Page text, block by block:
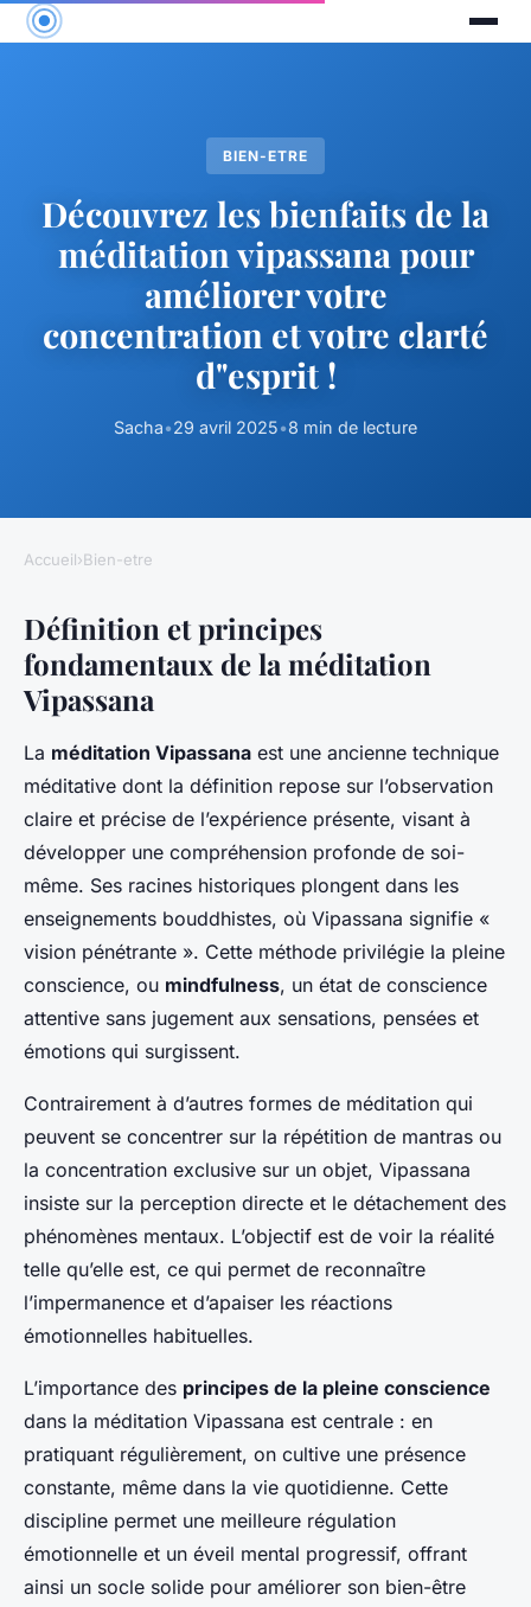
BIEN-ETRE
Découvrez les bienfaits de la
méditation vipassana pour
améliorer votre
concentration et votre clarté
d"esprit !
Sacha•29 avril 2025•8 min de lecture
Accueil›Bien-etre
Définition et principes
fondamentaux de la méditation
Vipassana
La méditation Vipassana est une ancienne technique
méditative dont la définition repose sur l’observation
claire et précise de l’expérience présente, visant à
développer une compréhension profonde de soi-
même. Ses racines historiques plongent dans les
enseignements bouddhistes, où Vipassana signifie «
vision pénétrante ». Cette méthode privilégie la pleine
conscience, ou mindfulness, un état de conscience
attentive sans jugement aux sensations, pensées et
émotions qui surgissent.
Contrairement à d’autres formes de méditation qui
peuvent se concentrer sur la répétition de mantras ou
la concentration exclusive sur un objet, Vipassana
insiste sur la perception directe et le détachement des
phénomènes mentaux. L’objectif est de voir la réalité
telle qu’elle est, ce qui permet de reconnaître
l’impermanence et d’apaiser les réactions
émotionnelles habituelles.
L’importance des principes de la pleine conscience
dans la méditation Vipassana est centrale : en
pratiquant régulièrement, on cultive une présence
constante, même dans la vie quotidienne. Cette
discipline permet une meilleure régulation
émotionnelle et un éveil mental progressif, offrant
ainsi un socle solide pour améliorer son bien-être